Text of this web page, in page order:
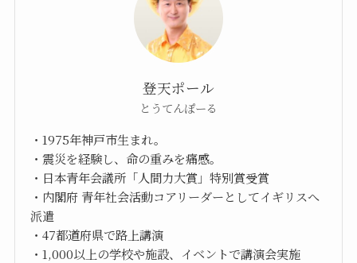
登天ポール
とうてんぽーる
・1975年神戸市生まれ。
・震災を経験し、命の重みを痛感。
・日本青年会議所「人間力大賞」特別賞受賞
・内閣府 青年社会活動コアリーダーとしてイギリスへ
派遣
・47都道府県で路上講演
・1,000以上の学校や施設、イベントで講演会実施